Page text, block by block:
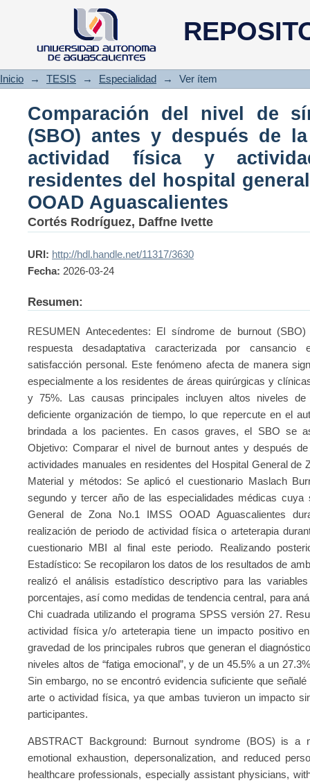
Comparación del nivel de
de la implementación de
residentes del hospital
Aguascalientes
Inicio → TESIS → Especialidad → Ver ítem
Comparación del nivel de
(SBO) antes y después de
actividad física y
residentes del hospital
OOAD Aguascalientes
Cortés Rodríguez, Daffne Ivette
URI: http://hdl.handle.net/11317/3630
Fecha: 2026-03-24
Resumen:
RESUMEN Antecedentes: El síndrome de burnout
respuesta desadaptativa caracterizada por cansancio
satisfacción personal. Este fenómeno afecta de manera
especialmente a los residentes de áreas quirúrgicas y
y 75%. Las causas principales incluyen altos niveles
deficiente organización de tiempo, lo que repercute en el
brindada a los pacientes. En casos graves, el SBO se
Objetivo: Comparar el nivel de burnout antes y después
actividades manuales en residentes del Hospital General de
Material y métodos: Se aplicó el cuestionario Maslach
segundo y tercer año de las especialidades médicas cuya
General de Zona No.1 IMSS OOAD Aguascalientes
realización de periodo de actividad física o arteterapia
cuestionario MBI al final este periodo. Realizando
Estadístico: Se recopilaron los datos de los resultados de
realizó el análisis estadístico descriptivo para las
porcentajes, así como medidas de tendencia central, para
Chi cuadrada utilizando el programa SPSS versión 27.
actividad física y/o arteterapia tiene un impacto positivo
gravedad de los principales rubros que generan el
niveles altos de “fatiga emocional”, y de un 45.5% a un
Sin embargo, no se encontró evidencia suficiente que
arte o actividad física, ya que ambas tuvieron un impacto
participantes.
ABSTRACT Background: Burnout syndrome (BOS) is a
emotional exhaustion, depersonalization, and reduced
healthcare professionals, especially assistant physicians,